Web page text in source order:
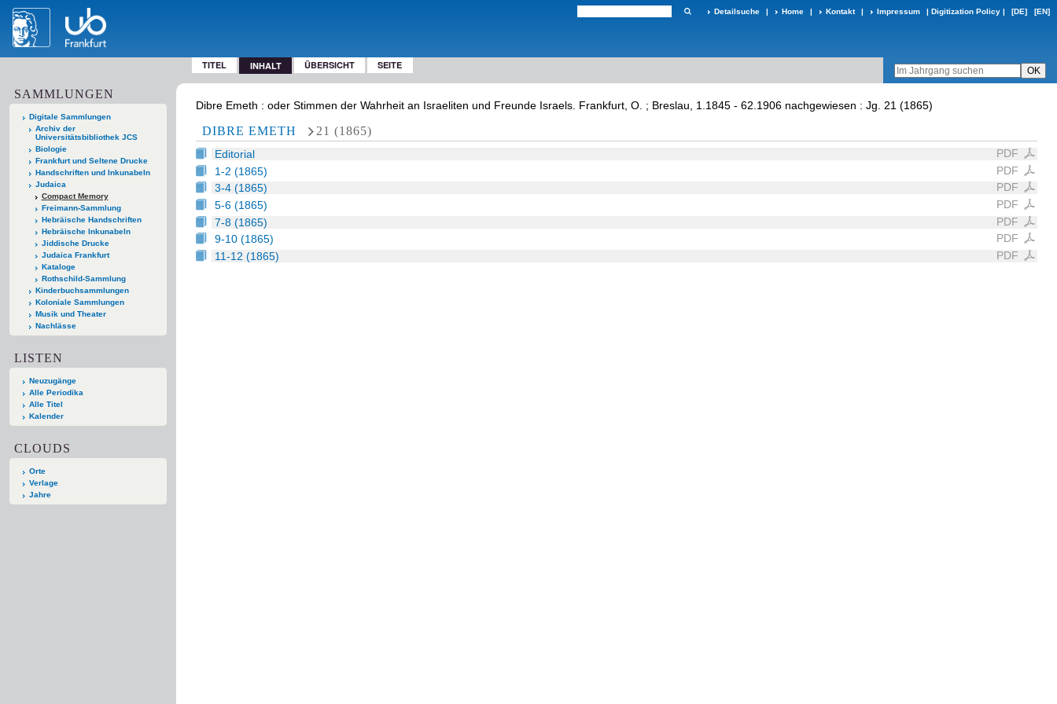
Detailsuche | Home | Kontakt | Impressum | Digitization Policy | [DE] [EN]
TITEL INHALT ÜBERSICHT SEITE
SAMMLUNGEN
Digitale Sammlungen
Archiv der
Universitätsbibliothek JCS
Biologie
Frankfurt und Seltene Drucke
Handschriften und Inkunabeln
Judaica
Compact Memory
Freimann-Sammlung
Hebräische Handschriften
Hebräische Inkunabeln
Jiddische Drucke
Judaica Frankfurt
Kataloge
Rothschild-Sammlung
Kinderbuchsammlungen
Koloniale Sammlungen
Musik und Theater
Nachlässe
LISTEN
Neuzugänge
Alle Periodika
Alle Titel
Kalender
CLOUDS
Orte
Verlage
Jahre
Dibre Emeth : oder Stimmen der Wahrheit an Israeliten und Freunde Israels. Frankfurt, O. ; Breslau, 1.1845 - 62.1906 nachgewiesen : Jg. 21 (1865)
DIBRE EMETH 21 (1865)
PDF
Editorial
PDF
1-2 (1865)
PDF
3-4 (1865)
PDF
5-6 (1865)
PDF
7-8 (1865)
PDF
9-10 (1865)
PDF
11-12 (1865)